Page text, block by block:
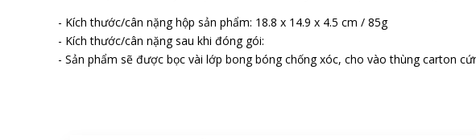
- Kích thước/cân nặng hộp sản phẩm: 18.8 x 14.9 x 4.5 cm / 85g
- Kích thước/cân nặng sau khi đóng gói:
- Sản phẩm sẽ được bọc vài lớp bong bóng chống xóc, cho vào thùng carton